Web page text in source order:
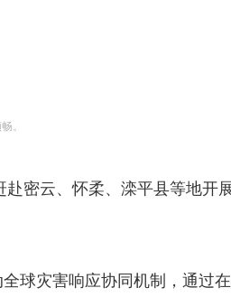
。
密云、怀柔、滦平县等地开
球灾害响应协同机制，通过